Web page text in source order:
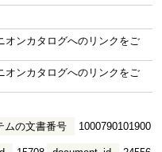
オンカタログへのリンクをご
オンカタログへのリンクをご
ムの文書番号 1000790101900